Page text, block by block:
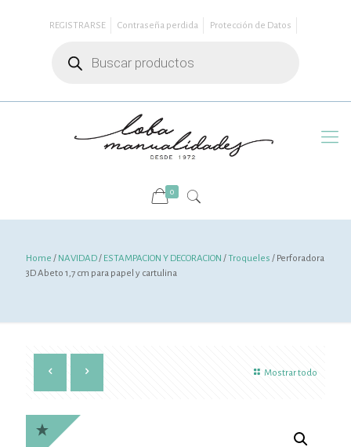
REGISTRARSE Contraseña perdida
Protección de Datos
productos
0
Home / NAVIDAD/ ESTAMPACION Y DECORACION /Troqueles / Perforadora
3D Abeto 1,7 cm para papel y cartulina
Mostrar todo